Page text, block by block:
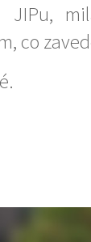
JIPu,
co